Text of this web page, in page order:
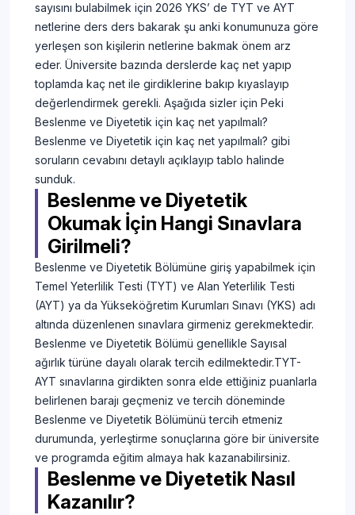
sayısını bulabilmek için 2026 YKS’ de TYT ve AYT
netlerine ders ders bakarak şu anki konumunuza göre
yerleşen son kişilerin netlerine bakmak önem arz
eder. Üniversite bazında derslerde kaç net yapıp
toplamda kaç net ile girdiklerine bakıp kıyaslayıp
değerlendirmek gerekli. Aşağıda sizler için Peki
Beslenme ve Diyetetik için kaç net yapılmalı?
Beslenme ve Diyetetik için kaç net yapılmalı? gibi
soruların cevabını detaylı açıklayıp tablo halinde
sunduk.
Beslenme ve Diyetetik
Okumak İçin Hangi Sınavlara
Girilmeli?
Beslenme ve Diyetetik Bölümüne giriş yapabilmek için
Temel Yeterlilik Testi (TYT) ve Alan Yeterlilik Testi
(AYT) ya da Yükseköğretim Kurumları Sınavı (YKS) adı
altında düzenlenen sınavlara girmeniz gerekmektedir.
Beslenme ve Diyetetik Bölümü genellikle Sayısal
ağırlık türüne dayalı olarak tercih edilmektedir.TYT-
AYT sınavlarına girdikten sonra elde ettiğiniz puanlarla
belirlenen barajı geçmeniz ve tercih döneminde
Beslenme ve Diyetetik Bölümünü tercih etmeniz
durumunda, yerleştirme sonuçlarına göre bir üniversite
ve programda eğitim almaya hak kazanabilirsiniz.
Beslenme ve Diyetetik Nasıl
Kazanılır?